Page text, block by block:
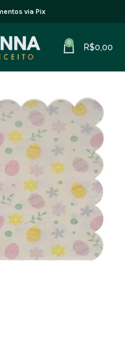
via Pix
0 R$0,00